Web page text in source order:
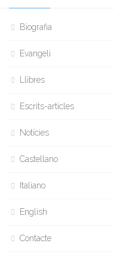
Biografia
Evangeli
Llibres
Escrits-articles
Notícies
Castellano
Italiano
English
Contacte